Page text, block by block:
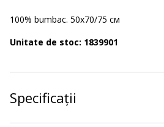
100% bumbac. 50x70/75 см
Unitate de stoc: 1839901
Specificații